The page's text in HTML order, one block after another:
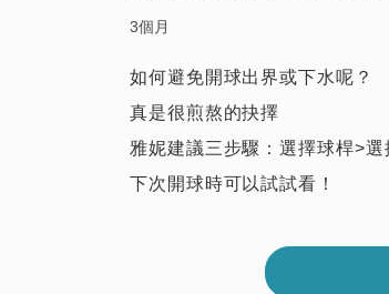
3個月
如何避免開球出界或下水呢？
真是很煎熬的抉擇
雅妮建議三步驟：選擇球桿>
下次開球時可以試試看！